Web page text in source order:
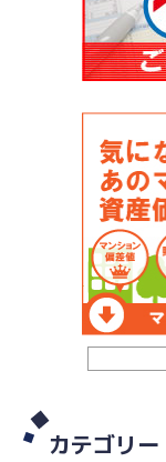
カテゴリー